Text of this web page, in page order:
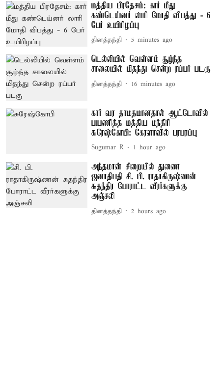
மத்திய பிரதேசம்: கார் மீது
கண்டெய்னர் லாரி மோதி விபத்து - 6
பேர் உயிரிழப்பு
தினத்தந்தி 5 minutes ago
டெல்லியில் வெள்ளம் சூழ்ந்த
சாலையில் மிதந்து சென்ற ரப்பர் படகு
தினத்தந்தி 16 minutes ago
கார் வர தாமதமானதால் ஆட்டோவில்
பயணித்த மத்திய மந்திரி
சுரேஷ்கோபி: கேரளாவில் பரபரப்பு
Sugumar R 1 hour ago
அந்தமான் சிறையில் துணை
ஜனாதிபதி சி. பி. ராதாகிருஷ்ணன்
சுதந்திர போராட்ட வீரர்களுக்கு
அஞ்சலி
தினத்தந்தி 2 hours ago